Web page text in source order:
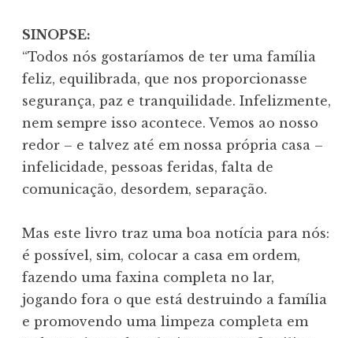
SINOPSE:
“Todos nós gostaríamos de ter uma família
feliz, equilibrada, que nos proporcionasse
segurança, paz e tranquilidade. Infelizmente,
nem sempre isso acontece. Vemos ao nosso
redor – e talvez até em nossa própria casa –
infelicidade, pessoas feridas, falta de
comunicação, desordem, separação.
Mas este livro traz uma boa notícia para nós:
é possível, sim, colocar a casa em ordem,
fazendo uma faxina completa no lar,
jogando fora o que está destruindo a família
e promovendo uma limpeza completa em